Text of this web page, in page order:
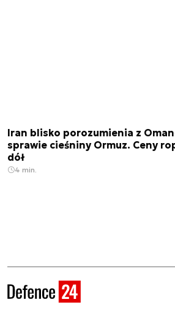
Iran blisko porozumienia z
sprawie cieśniny Ormuz. Ceny
dół
4 min.